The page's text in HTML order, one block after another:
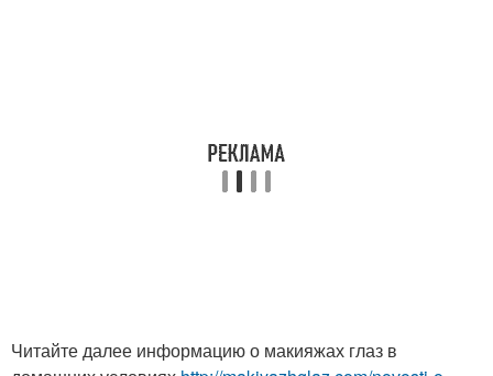
Читайте далее информацию о макияжах глаз в